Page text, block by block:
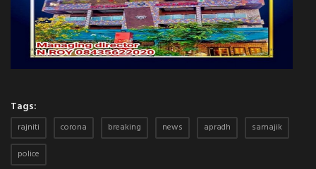
Tags:
rajniti corona breaking news apradh
samajik
police